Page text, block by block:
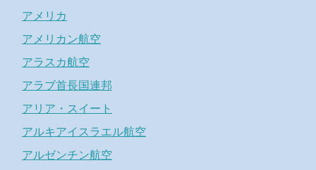
アメリカ
アメリカン航空
アラスカ航空
アラブ首長国連邦
アリア・スイート
アルキアイスラエル航空
アルゼンチン航空